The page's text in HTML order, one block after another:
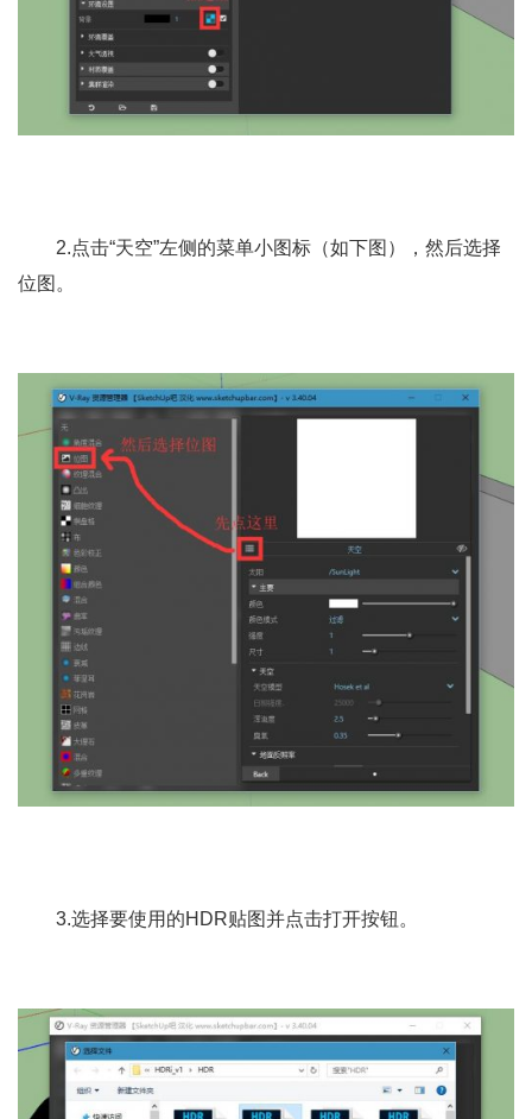
2.点击“天空”左侧的菜单小图标（如下图），然后选择
位图。
3.选择要使用的HDR贴图并点击打开按钮。